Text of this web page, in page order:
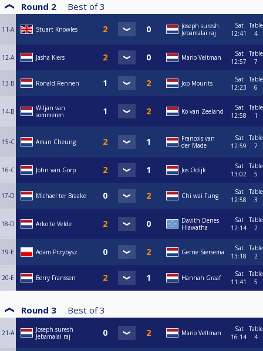
Round 2 Best of 3
11-A Stuart Knowles
Joseph suresh
Jebamalai raj
Sat
12:41
Table
4
12-A Jasha Kiers Mario Veltman
Sat
12:57
Table
7
13-B Ronald Rennen Jop Mourits
Sat
12:23
Table
6
14-B
Wiljan van
sommeren
Ko van Zeeland
Sat
12:58
Table
1
15-C Aman Cheung
Francois van
der Made
Sat
12:59
Table
7
16-C John van Gorp Jos Odijk
Sat
13:02
Table
5
17-D Michael ter Braake Chi wai Fung
Sat
12:58
Table
3
18-D Arko te Velde
Davith Denes
Hiawatha
Sat
12:14
Table
2
19-E Adam Przybysz Gerrie Siersema
Sat
13:18
Table
2
20-E Berry Franssen Hannah Graaf
Sat
11:41
Table
5
Round 3 Best of 3
21-A
Joseph suresh
Jebamalai raj
Mario Veltman
Sat
16:14
Table
4